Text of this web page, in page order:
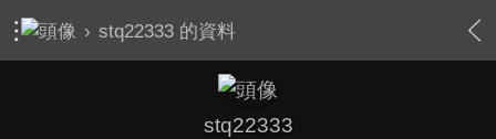
› stq22333 的資料
stq22333